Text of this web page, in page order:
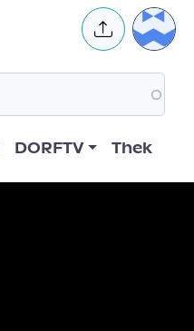
User
DORFTV Thek